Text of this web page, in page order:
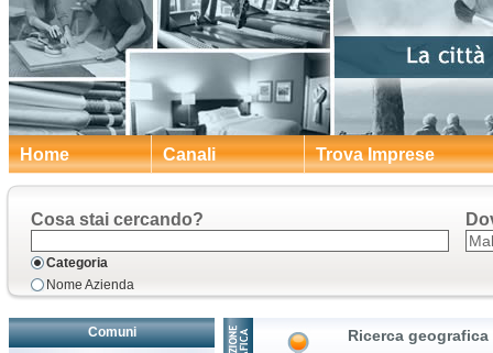
Home Canali Trova Imprese
Cosa stai cercando?
Categoria
Nome Azienda
Comuni Ricerca